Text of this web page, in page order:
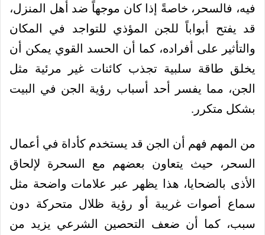
فيه، فالسحر، خاصةً إذا كان موجهاً ضد أهل المنزل،
قد يفتح أبواباً للجن المؤذي للتواجد في المكان
والتأثير على أفراده، كما أن الحسد القوي يمكن أن
يخلق طاقة سلبية تجذب كائنات غير مرئية مثل
الجن، مما يفسر أحد أسباب رؤية الجن في البيت
بشكل متكرر.
من المهم فهم أن الجن قد يستخدم كأداة في أعمال
السحر، حيث يتعاون بعضهم مع السحرة لإلحاق
الأذى بالضحايا، هذا يظهر عبر علامات واضحة مثل
سماع أصوات غريبة أو رؤية ظلال متحركة دون
سبب، كما أن ضعف التحصين الشرعي يزيد من